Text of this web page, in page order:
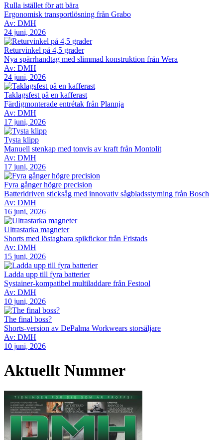
Rulla istället för att bära
Ergonomisk transportlösning från Grabo
Av: DMH
24 juni, 2026
Returvinkel på 4,5 grader
Nya spärrhandtag med slimmad konstruktion från Wera
Av: DMH
24 juni, 2026
Taklagsfest på en kafferast
Färdigmonterade entrétak från Plannja
Av: DMH
17 juni, 2026
Tysta klipp
Manuell stenkap med tonvis av kraft från Montolit
Av: DMH
17 juni, 2026
Fyra gånger högre precision
Batteridriven sticksåg med innovativ sågbladsstyrning från Bosch
Av: DMH
16 juni, 2026
Ultrastarka magneter
Shorts med löstagbara spikfickor från Fristads
Av: DMH
15 juni, 2026
Ladda upp till fyra batterier
Systainer-kompatibel multiladdare från Festool
Av: DMH
10 juni, 2026
The final boss?
Shorts-version av DePalma Workwears storsäljare
Av: DMH
10 juni, 2026
Aktuellt Nummer